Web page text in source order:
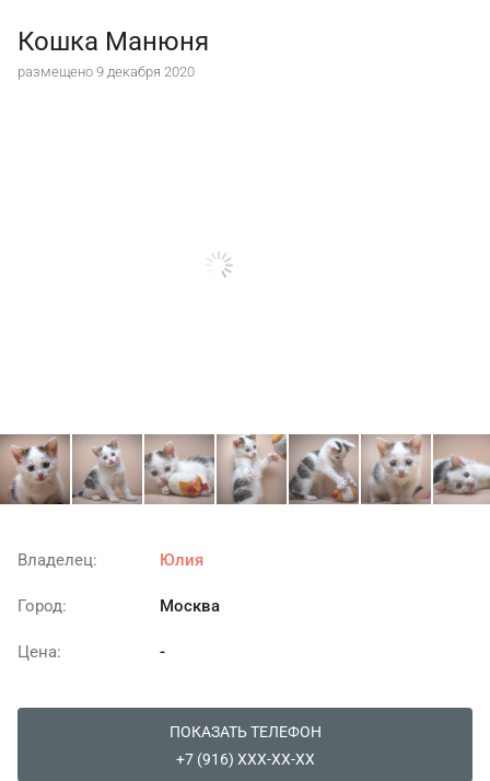
Кошка Манюня
размещено 9 декабря 2020
Владелец: Юлия
Город: Москва
Цена: -
ПОКАЗАТЬ ТЕЛЕФОН
+7 (916) XXX-XX-XX